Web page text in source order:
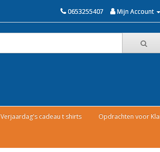
0653255407 Mijn Account
Verjaardag's cadeau t shirts Opdrachten voor